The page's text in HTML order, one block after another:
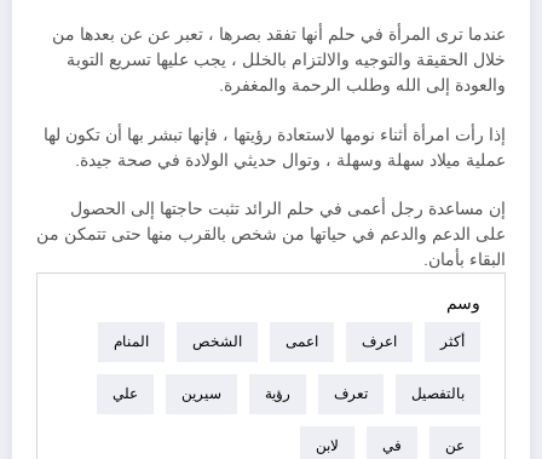
عندما ترى المرأة في حلم أنها تفقد بصرها ، تعبر عن عن بعدها من
خلال الحقيقة والتوجيه والالتزام بالخلل ، يجب عليها تسريع التوبة
والعودة إلى الله وطلب الرحمة والمغفرة.
إذا رأت امرأة أثناء نومها لاستعادة رؤيتها ، فإنها تبشر بها أن تكون لها
عملية ميلاد سهلة وسهلة ، وتوال حديثي الولادة في صحة جيدة.
إن مساعدة رجل أعمى في حلم الرائد تثبت حاجتها إلى الحصول
على الدعم والدعم في حياتها من شخص بالقرب منها حتى تتمكن من
البقاء بأمان.
وسم
أكثر اعرف اعمى الشخص المنام
بالتفصيل تعرف رؤية سيرين علي
عن في لابن